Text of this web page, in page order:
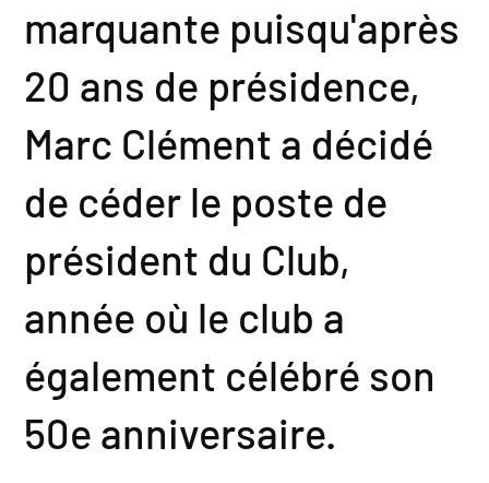
marquante puisqu'après
20 ans de présidence,
Marc Clément a décidé
de céder le poste de
président du Club,
année où le club a
également célébré son
50e anniversaire. ​